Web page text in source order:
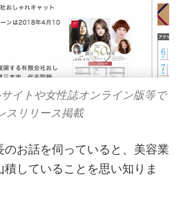
イトや女性誌オンライン版等で
スリリース掲載
お話を伺っていると、美容業
していることを思い知りま